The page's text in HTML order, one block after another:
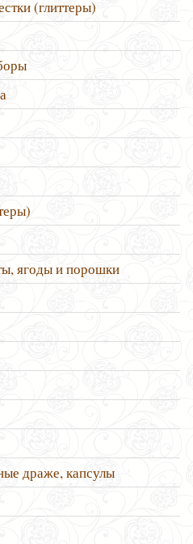
(глиттеры)
ягоды и порошки
драже, капсулы